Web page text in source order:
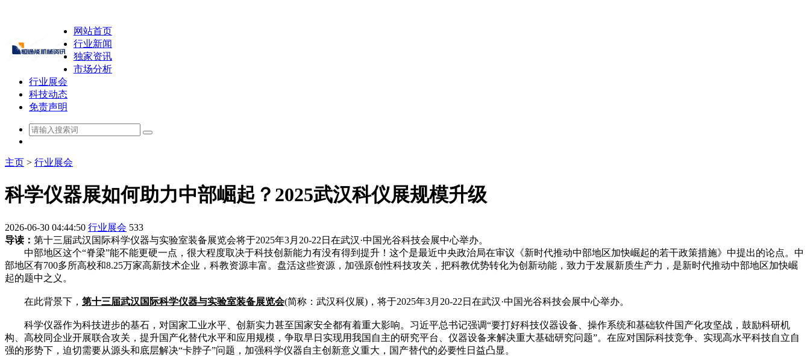
网站首页
行业新闻
独家资讯
市场分析
行业展会
科技动态
免责声明
主页 > 行业展会
科学仪器展如何助力中部崛起？2025武汉科仪展规模升级
2026-06-30 04:44:50 行业展会 533
导读： 第十三届武汉国际科学仪器与实验室装备展览会将于2025年3月20-22日在武汉·中国光谷科技会展中心举办。
中部地区这个“脊梁”能不能更硬一点，很大程度取决于科技创新能力有没有得到提升！这个是最近中央政治局在审议《新时代推动中部地区加快崛起的若干政策措施》中提出的论点。中
部地区有700多所高校和8.25万家高新技术企业，科教资源丰富。盘活这些资源，加强原创性科技攻关，把科教优势转化为创新动能，致力于发展新质生产力，是新时代推动中部地区加快崛
起的题中之义。
在此背景下， 第十三届武汉国际科学仪器与实验室装备展览会(简称：武汉科仪展)，将于2025年3月20-22日在武汉·中国光谷科技会展中心举办。
科学仪器作为科技进步的基石，对国家工业水平、创新实力甚至国家安全都有着重大影响。习近平总书记强调“要打好科技仪器设备、操作系统和基础软件国产化攻坚战，鼓励科研机
构、高校同企业开展联合攻关，提升国产化替代水平和应用规模，争取早日实现用我国自主的研究平台、仪器设备来解决重大基础研究问题”。在应对国际科技竞争、实现高水平科技自立自
强的形势下，迫切需要从源头和底层解决“卡脖子”问题，加强科学仪器自主创新意义重大，国产替代的必要性日益凸显。